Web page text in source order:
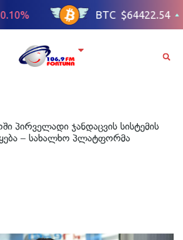
პირველადი ჯანდაცვის სისტემის
– სახალხო პლატფორმა